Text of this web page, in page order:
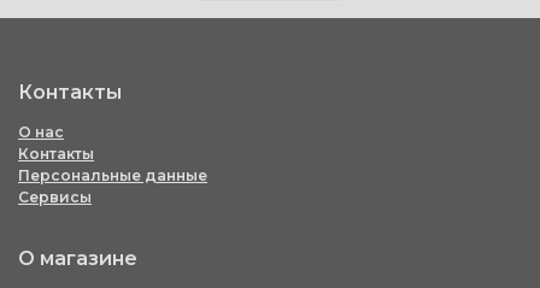
Контакты
О нас
Контакты
Персональные данные
Сервисы
О магазине